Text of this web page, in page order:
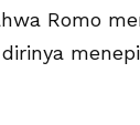
Romo